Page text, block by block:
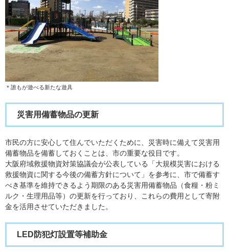
＊誰もが遊べる新たな遊具​
災害用備蓄物品の更新
市民の方に安心して住んでいただくために、災害時に備えて災害用
備蓄物品を備蓄しておくことは、市の重要な役目です。
大阪府域救援物資対策協議会が公表している「大規模災害における
救援物資に関する今後の備蓄方針について」を参考に、市で備蓄す
べき基準を維持できるよう期限のある災害用備蓄物品（食糧・粉ミ
ルク・生理用品等）の更新を行っており、これらの費用として寄附
金を活用させていただきました。
LED防犯灯設置等補助金